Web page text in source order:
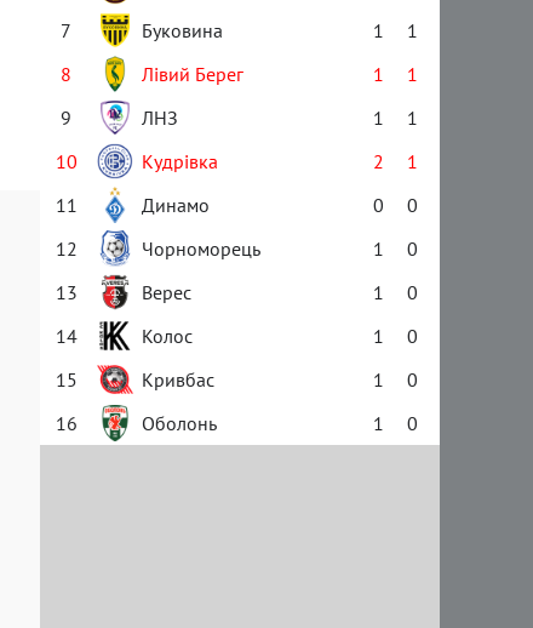
7
Буковина 1
1
8
Лівий Берег 1
1
9
ЛНЗ 1
1
10
Кудрівка 2
1
11
Динамо 0
0
12
Чорноморець 1
0
13
Верес 1
0
14
Колос 1
0
15
Кривбас 1
0
16
Оболонь 1 0